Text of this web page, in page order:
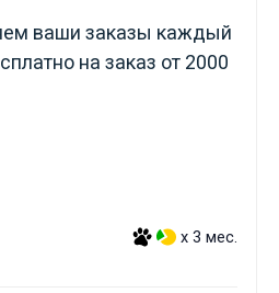
ваши заказы каждый
на заказ от 2000
x 3 мес.